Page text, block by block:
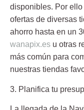
disponibles. Por
ofertas de diversas
ahorro hasta en un
wanapix.es u otras
más común para
nuestras tiendas
3. Planifica tu